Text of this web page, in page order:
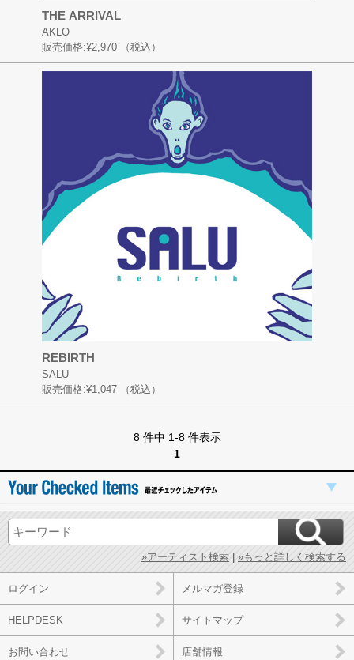
THE ARRIVAL
AKLO
販売価格:¥2,970 （税込）
REBIRTH
SALU
販売価格:¥1,047 （税込）
8 件中 1-8 件表示
1
»アーティスト検索 | »もっと詳しく検索する
ログイン メルマガ登録
HELPDESK サイトマップ
お問い合わせ 店舗情報